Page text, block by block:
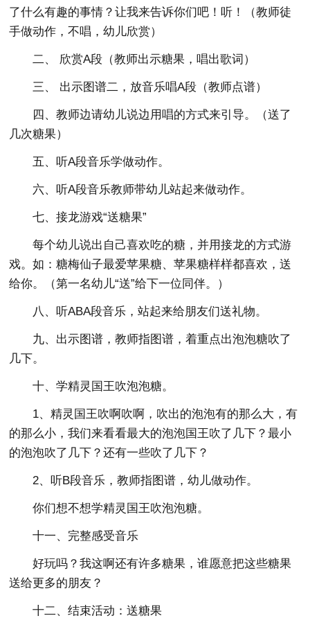
了什么有趣的事情？让我来告诉你们吧！听！（教师徒
手做动作，不唱，幼儿欣赏）
二、 欣赏A段（教师出示糖果，唱出歌词）
三、 出示图谱二，放音乐唱A段（教师点谱）
四、教师边请幼儿说边用唱的方式来引导。（送了
几次糖果）
五、听A段音乐学做动作。
六、听A段音乐教师带幼儿站起来做动作。
七、接龙游戏“送糖果”
每个幼儿说出自己喜欢吃的糖，并用接龙的方式游
戏。如：糖梅仙子最爱苹果糖、苹果糖样样都喜欢，送
给你。（第一名幼儿“送”给下一位同伴。）
八、听ABA段音乐，站起来给朋友们送礼物。
九、出示图谱，教师指图谱，着重点出泡泡糖吹了
几下。
十、学精灵国王吹泡泡糖。
1、精灵国王吹啊吹啊，吹出的泡泡有的那么大，有
的那么小，我们来看看最大的泡泡国王吹了几下？最小
的泡泡吹了几下？还有一些吹了几下？
2、听B段音乐，教师指图谱，幼儿做动作。
你们想不想学精灵国王吹泡泡糖。
十一、完整感受音乐
好玩吗？我这啊还有许多糖果，谁愿意把这些糖果
送给更多的朋友？
十二、结束活动：送糖果